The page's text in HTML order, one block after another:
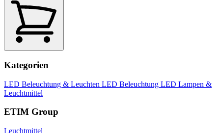
Kategorien
LED Beleuchtung & Leuchten LED Beleuchtung LED Lampen &
Leuchtmittel
ETIM Group
Leuchtmittel